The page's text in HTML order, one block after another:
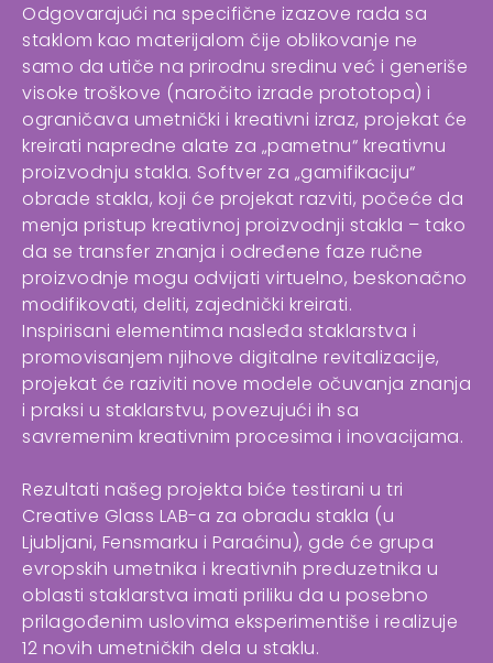
Odgovarajući na specifične izazove rada sa
staklom kao materijalom čije oblikovanje ne
samo da utiče na prirodnu sredinu već i generiše
visoke troškove (naročito izrade prototopa) i
ograničava umetnički i kreativni izraz, projekat će
kreirati napredne alate za „pametnu“ kreativnu
proizvodnju stakla. Softver za „gamifikaciju“
obrade stakla, koji će projekat razviti, počeće da
menja pristup kreativnoj proizvodnji stakla – tako
da se transfer znanja i određene faze ručne
proizvodnje mogu odvijati virtuelno, beskonačno
modifikovati, deliti, zajednički kreirati.
Inspirisani elementima nasleđa staklarstva i
promovisanjem njihove digitalne revitalizacije,
projekat će raziviti nove modele očuvanja znanja
i praksi u staklarstvu, povezujući ih sa
savremenim kreativnim procesima i inovacijama.
Rezultati našeg projekta biće testirani u tri
Creative Glass LAB-a za obradu stakla (u
Ljubljani, Fensmarku i Paraćinu), gde će grupa
evropskih umetnika i kreativnih preduzetnika u
oblasti staklarstva imati priliku da u posebno
prilagođenim uslovima eksperimentiše i realizuje
12 novih umetničkih dela u staklu.